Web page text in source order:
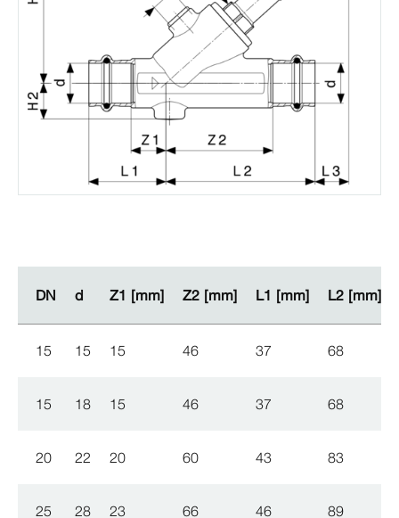
DN d Z1 [mm] Z2 [mm] L1 [mm] L2 [mm]
DN d Z1 [mm] Z2 [mm] L1 [mm] L2 [mm]
15 15 15 46 37 68
15 18 15 46 37 68
20 22 20 60 43 83
25 28 23 66 46 89